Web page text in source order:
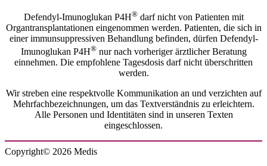
Defendyl-Imunoglukan P4H®darf nicht von Patienten mit
Organtransplantationen eingenommen werden. Patienten, die sich in
einer immunsuppressiven Behandlung befinden, dürfen Defendyl-
Imunoglukan P4H®nur nach vorheriger ärztlicher Beratung
einnehmen. Die empfohlene Tagesdosis darf nicht überschritten
werden.
Wir streben eine respektvolle Kommunikation an und verzichten auf
Mehrfachbezeichnungen, um das Textverständnis zu erleichtern.
Alle Personen und Identitäten sind in unseren Texten
eingeschlossen.
Copyright© 2026 Medis